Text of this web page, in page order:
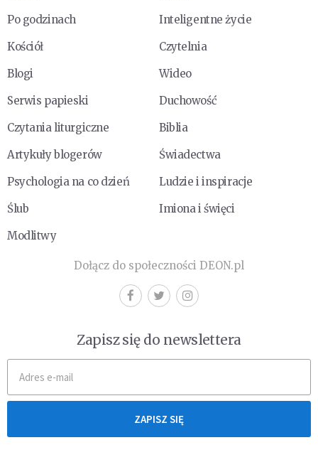
Po godzinach
Inteligentne życie
Kościół
Czytelnia
Blogi
Wideo
Serwis papieski
Duchowość
Czytania liturgiczne
Biblia
Artykuły blogerów
Świadectwa
Psychologia na co dzień
Ludzie i inspiracje
Ślub
Imiona i święci
Modlitwy
Dołącz do społeczności DEON.pl
Zapisz się do newslettera
ZAPISZ SIĘ